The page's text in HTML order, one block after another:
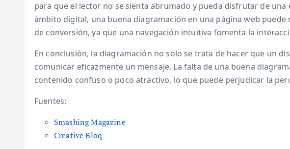
para que el lector no se sienta abrumado y pueda disfrutar de una
ámbito digital, una buena diagramación en una página web
de conversión, ya que una navegación intuitiva fomenta la
En conclusión, la diagramación no solo se trata de hacer que un
comunicar eficazmente un mensaje. La falta de una buena
contenido confuso o poco atractivo, lo que puede perjudicar la
Fuentes:
Smashing Magazine
Creative Bloq